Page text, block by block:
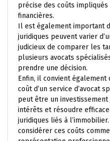
précise des coûts
financières.
Il est également important
juridiques peuvent varier
judicieux de comparer les
plusieurs avocats
prendre une décision.
Enfin, il convient également
coût d’un service d’avocat
peut être un
intérêts et résoudre
juridiques liés à
considérer ces coûts